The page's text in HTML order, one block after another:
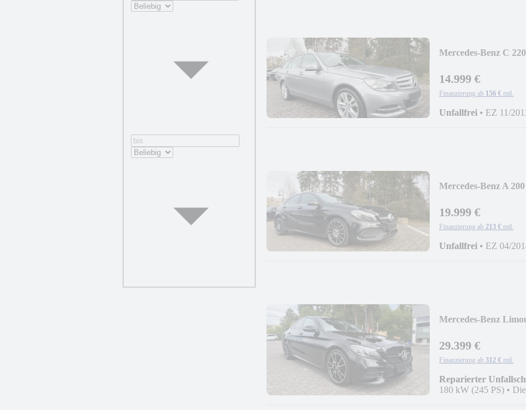
Mercedes-Benz C
14.999 €
Finanzierung ab 156 € mtl.
Unfallfrei • EZ 11/
Mercedes-Benz A
19.999 €
Finanzierung ab 213 € mtl.
Unfallfrei • EZ 04/
Mercedes-Benz
29.399 €
Finanzierung ab 312 € mtl.
Reparierter
180 kW (245 PS) •